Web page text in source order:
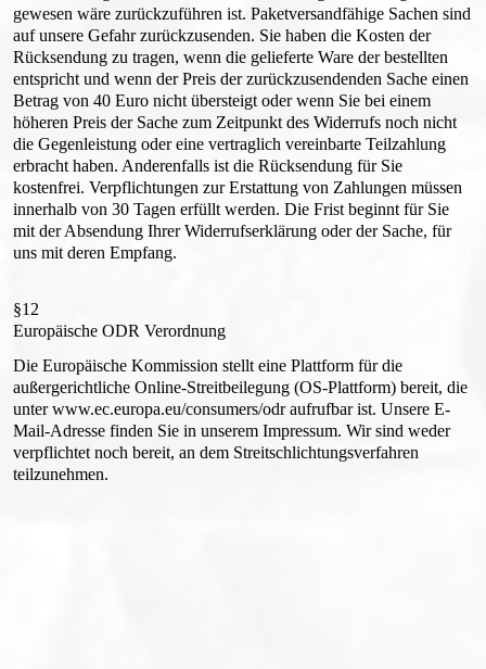
gewesen wäre zurückzuführen ist. Paketversandfähige Sachen sind
auf unsere Gefahr zurückzusenden. Sie haben die Kosten der
Rücksendung zu tragen, wenn die gelieferte Ware der bestellten
entspricht und wenn der Preis der zurückzusendenden Sache einen
Betrag von 40 Euro nicht übersteigt oder wenn Sie bei einem
höheren Preis der Sache zum Zeitpunkt des Widerrufs noch nicht
die Gegenleistung oder eine vertraglich vereinbarte Teilzahlung
erbracht haben. Anderenfalls ist die Rücksendung für Sie
kostenfrei. Verpflichtungen zur Erstattung von Zahlungen müssen
innerhalb von 30 Tagen erfüllt werden. Die Frist beginnt für Sie
mit der Absendung Ihrer Widerrufserklärung oder der Sache, für
uns mit deren Empfang.
§12
Europäische ODR Verordnung
Die Europäische Kommission stellt eine Plattform für die
außergerichtliche Online-Streitbeilegung (OS-Plattform) bereit, die
unter www.ec.europa.eu/consumers/odr aufrufbar ist. Unsere E-
Mail-Adresse finden Sie in unserem Impressum. Wir sind weder
verpflichtet noch bereit, an dem Streitschlichtungsverfahren
teilzunehmen.